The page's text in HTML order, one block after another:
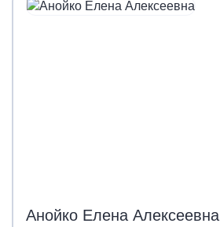
Анойко Елена Алексеевна